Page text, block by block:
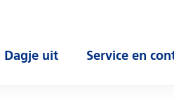
Dagje uit
Service en